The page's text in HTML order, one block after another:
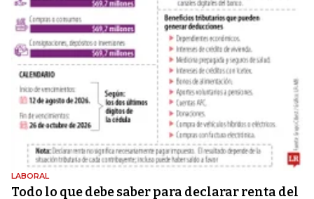
LABORAL
Todo lo que debe saber para declarar renta del